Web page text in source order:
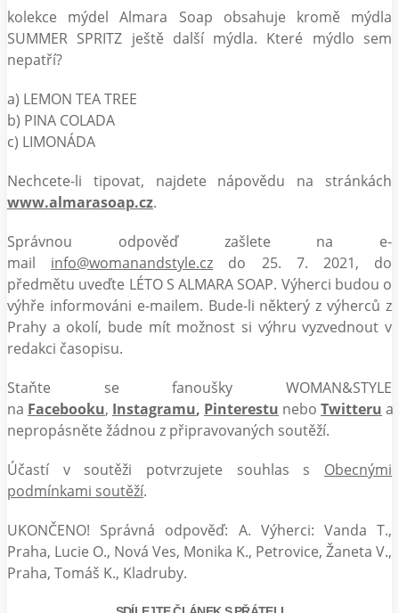
kolekce mýdel Almara Soap obsahuje kromě mýdla
SUMMER SPRITZ ještě další mýdla. Které mýdlo sem
nepatří?
a) LEMON TEA TREE
b) PINA COLADA
c) LIMONÁDA
Nechcete-li tipovat, najdete nápovědu na stránkách
www.almarasoap.cz.
Správnou odpověď zašlete na e-
mail info@womanandstyle.cz do 25. 7. 2021, do
předmětu uveďte LÉTO S ALMARA SOAP. Výherci budou o
výhře informováni e-mailem. Bude-li některý z výherců z
Prahy a okolí, bude mít možnost si výhru vyzvednout v
redakci časopisu.
Staňte se fanoušky WOMAN&STYLE
na Facebooku, Instagramu, Pinterestu nebo Twitteru a
nepropásněte žádnou z připravovaných soutěží.
Účastí v soutěži potvrzujete souhlas s Obecnými
podmínkami soutěží.
UKONČENO! Správná odpověď: A. Výherci: Vanda T.,
Praha, Lucie O., Nová Ves, Monika K., Petrovice, Žaneta V.,
Praha, Tomáš K., Kladruby.